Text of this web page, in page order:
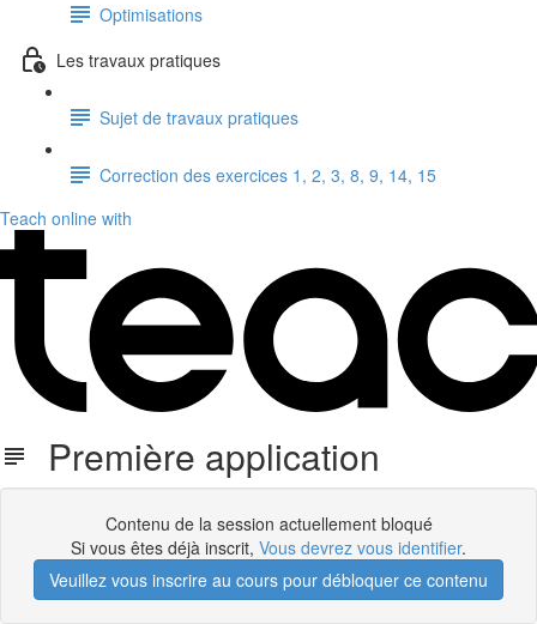
Optimisations
Les travaux pratiques
Sujet de travaux pratiques
Correction des exercices 1, 2, 3, 8, 9, 14, 15
Teach online with
Première application
Contenu de la session actuellement bloqué
Si vous êtes déjà inscrit, Vous devrez vous identifier.
Veuillez vous inscrire au cours pour débloquer ce contenu